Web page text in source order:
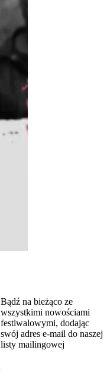
Bądź na bieżąco ze
wszystkimi nowościami
festiwalowymi, dodając
swój adres e-mail do naszej
listy mailingowej